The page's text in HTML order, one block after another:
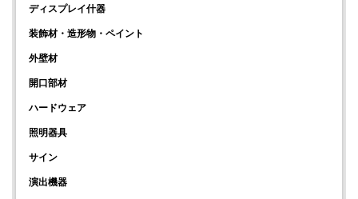
ディスプレイ什器
装飾材・造形物・ペイント
外壁材
開口部材
ハードウェア
照明器具
サイン
演出機器